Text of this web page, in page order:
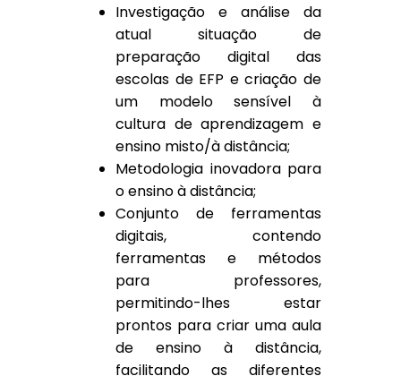
Investigação e análise da
atual situação de
preparação digital das
escolas de EFP e criação de
um modelo sensível à
cultura de aprendizagem e
ensino misto/à distância;
Metodologia inovadora para
o ensino à distância;
Conjunto de ferramentas
digitais, contendo
ferramentas e métodos
para professores,
permitindo-lhes estar
prontos para criar uma aula
de ensino à distância,
facilitando as diferentes